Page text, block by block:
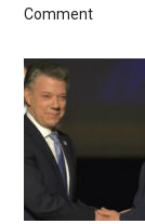
Comment